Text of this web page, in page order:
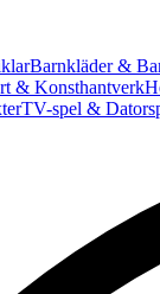
Barnkläder &
& Konsthantverk
TV-spel &